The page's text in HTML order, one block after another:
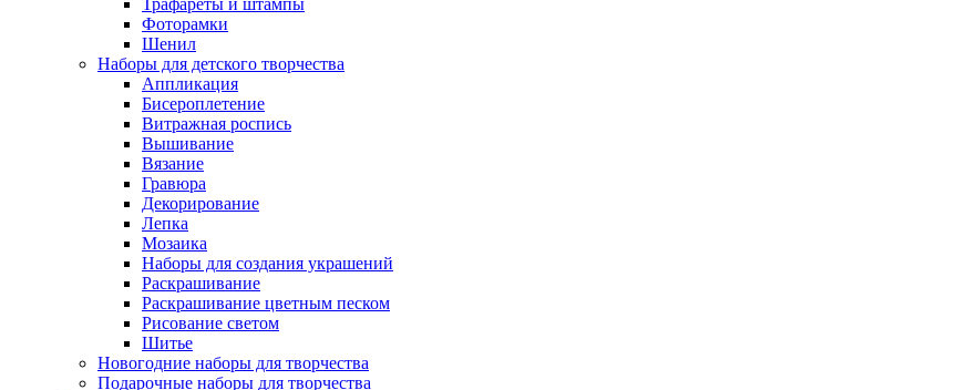
Трафареты и штампы
Фоторамки
Шенил
Наборы для детского творчества
Аппликация
Бисероплетение
Витражная роспись
Вышивание
Вязание
Гравюра
Декорирование
Лепка
Мозаика
Наборы для создания украшений
Раскрашивание
Раскрашивание цветным песком
Рисование светом
Шитье
Новогодние наборы для творчества
Подарочные наборы для творчества